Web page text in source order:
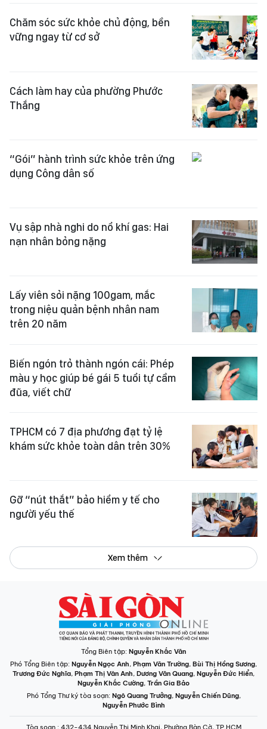
Chăm sóc sức khỏe chủ động, bền
vững ngay từ cơ sở
Cách làm hay của phường Phước
Thắng
“Gói” hành trình sức khỏe trên ứng
dụng Công dân số
Vụ sập nhà nghi do nổ khí gas: Hai
nạn nhân bỏng nặng
Lấy viên sỏi nặng 100gam, mắc
trong niệu quản bệnh nhân nam
trên 20 năm
Biến ngón trỏ thành ngón cái: Phép
màu y học giúp bé gái 5 tuổi tự cầm
đũa, viết chữ
TPHCM có 7 địa phương đạt tỷ lệ
khám sức khỏe toàn dân trên 30%
Gỡ “nút thắt” bảo hiểm y tế cho
người yếu thế
Xem thêm
Tổng Biên tập: Nguyễn Khắc Văn
Phó Tổng Biên tập: Nguyễn Ngọc Anh, Phạm Văn Trường, Bùi Thị Hồng Sương,
Trương Đức Nghĩa, Phạm Thị Vân Anh, Dương Văn Quang, Nguyễn Đức Hiển,
Nguyễn Khắc Cường, Trần Gia Bảo
Phó Tổng Thư ký tòa soạn: Ngô Quang Trưởng, Nguyễn Chiến Dũng,
Nguyễn Phước Bình
Tòa soạn : 432-434 Nguyễn Thị Minh Khai, Phường Bàn Cờ, TP.HCM